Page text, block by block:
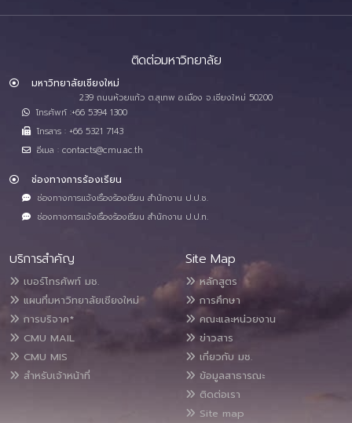
ติดต่อมหาวิทยาลัย
มหาวิทยาลัยเชียงใหม่
239 ถนนห้วยแก้ว ต.สุเทพ อ.เมือง จ.เชียงใหม่ 50200
โทรศัพท์ :+66 5394 1300
โทรสาร : +66 5321 7143
อีเมล : contacts@cmu.ac.th
ช่องทางการร้องเรียน
ช่องทางการแจ้งเรื่องร้องเรียน สำนักงาน ป.ป.ช.
ช่องทางการแจ้งเรื่องร้องเรียน สำนักงาน ป.ป.ท.
บริการสำคัญ
เบอร์โทรศัพท์ มช.
แผนที่มหาวิทยาลัยเชียงใหม่
การบริจาค*
CMU MAIL
CMU MIS
สำหรับเจ้าหน้าที่
Site Map
หลักสูตร
การศึกษา
คณะและหน่วยงาน
ข่าวสาร
เกี่ยวกับ มช.
ข้อมูลสาธารณะ
ติดต่อเรา
Site map